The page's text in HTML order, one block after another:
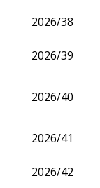
2026/38
2026/39
2026/40
2026/41
2026/42